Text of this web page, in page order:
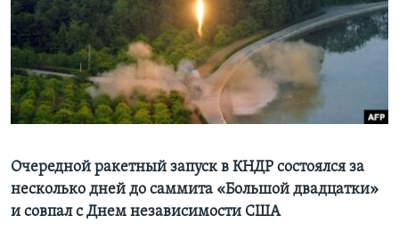
Learning English
СОЦИАЛЬНЫЕ СЕТИ
Языки
Очередной ракетный запуск в КНДР состоялся за
несколько дней до саммита «Большой двадцатки»
и совпал с Днем независимости США